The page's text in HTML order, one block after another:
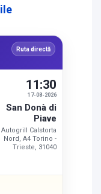
Ruta directă
17-08-2026
11:30
San Donà di
Piave
Autogrill Calstorta
Nord, A4 Torino -
Trieste, 31040